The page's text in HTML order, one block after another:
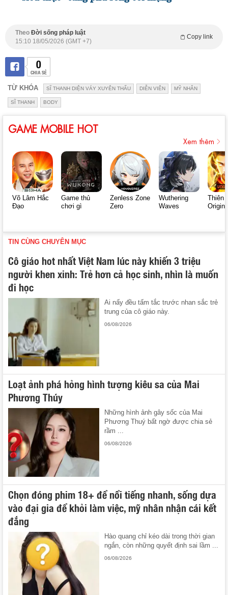
Theo Đời sống pháp luật
Copy link
15:10 18/05/2026 (GMT +7)
0
CHIA SẺ
TỪ KHÓA SĨ THANH DIỆN VÁY XUYÊN THẤU DIỄN VIÊN MỸ NHÂN
SĨ THANH BODY
GAME MOBILE HOT
Xem thêm
Võ Lâm Hắc
Đạo
Game thủ
chơi gì
Zenless Zone
Zero
Wuthering
Waves
Thiên
Origin
TIN CÙNG CHUYÊN MỤC
Cô giáo hot nhất Việt Nam lúc này khiến 3 triệu
người khen xinh: Trẻ hơn cả học sinh, nhìn là muốn
đi học
Ai nấy đều tấm tắc trước nhan sắc trẻ
trung của cô giáo này.
06/08/2026
Loạt ảnh phá hỏng hình tượng kiêu sa của Mai
Phương Thúy
Những hình ảnh gây sốc của Mai
Phương Thuý bất ngờ được chia sẻ
rầm ...
06/08/2026
Chọn đóng phim 18+ để nổi tiếng nhanh, sống dựa
vào đại gia để khỏi làm việc, mỹ nhân nhận cái kết
đắng
Hào quang chỉ kéo dài trong thời gian
ngắn, còn những quyết định sai lầm ...
06/08/2026